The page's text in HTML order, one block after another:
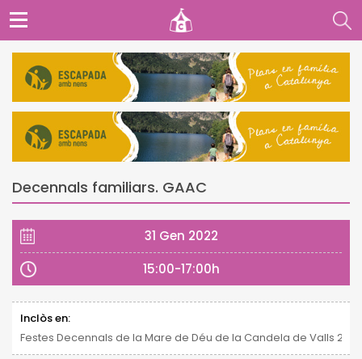
Decennals familiars. GAAC
31 Gen 2022
15:00-17:00h
Inclòs en:
Festes Decennals de la Mare de Déu de la Candela de Valls 2021